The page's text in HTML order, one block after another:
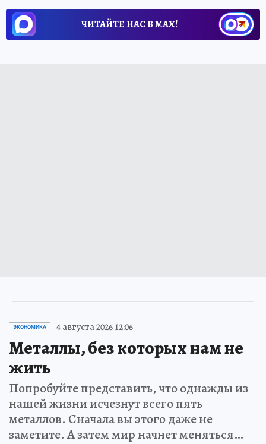
ЧИТАЙТЕ НАС В МАХ!
ЭКОНОМИКА 4 августа 2026 12:06
Металлы, без которых нам не
жить
Попробуйте представить, что однажды из
нашей жизни исчезнут всего пять
металлов. Сначала вы этого даже не
заметите. А затем мир начнет меняться…